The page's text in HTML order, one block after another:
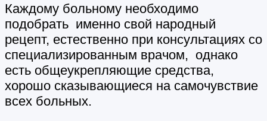
Каждому больному необходимо
подобрать именно свой народный
рецепт, естественно при консультациях со
специализированным врачом, однако
есть общеукрепляющие средства,
хорошо сказывающиеся на самочувствие
всех больных.